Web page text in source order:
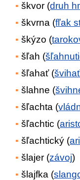
škvor (druh
škvrna (fľak
škýzo (
šľah (
šľahať (
šlahne (
šľachta (
šľachtic (
šľachtický (
šlajer (závoj)
šlajfka (